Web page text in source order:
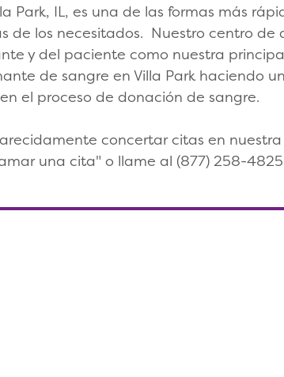
Park, IL, es una de las formas más
de los necesitados. Nuestro centro
y del paciente como nuestra
de sangre en Villa Park haciendo
el proceso de donación de sangre.
concertar citas en
una cita" o llame al (877) 258-